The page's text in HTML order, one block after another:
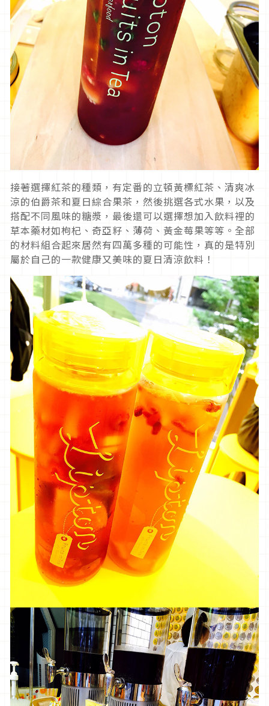
接著選擇紅茶的種類，有定番的立頓黃標紅茶、清爽冰
涼的伯爵茶和夏日綜合果茶，然後挑選各式水果，以及
搭配不同風味的糖漿，最後還可以選擇想加入飲料裡的
草本藥材如枸杞、奇亞籽、薄荷、黃金莓果等等。全部
的材料組合起來居然有四萬多種的可能性，真的是特別
屬於自己的一款健康又美味的夏日清涼飲料！